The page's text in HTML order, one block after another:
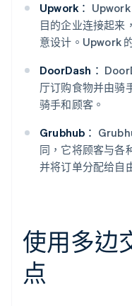
Upwork： Upwork
目的企业连接起来
意设计。Upwork
DoorDash：
厅订购食物并由骑
骑手和顾客。
Grubhub：
同，它将顾客与各
并将订单分配给自
使用多边
点